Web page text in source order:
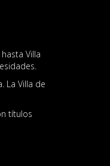
Villa
La Villa de
títulos